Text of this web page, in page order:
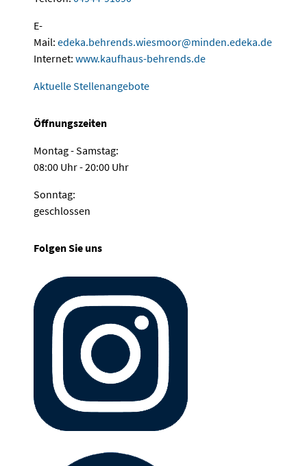
E-
Mail: edeka.behrends.wiesmoor@minden.edeka.de
Internet: www.kaufhaus-behrends.de
Aktuelle Stellenangebote
Öffnungszeiten
Montag - Samstag:
08:00 Uhr - 20:00 Uhr
Sonntag:
geschlossen
Folgen Sie uns